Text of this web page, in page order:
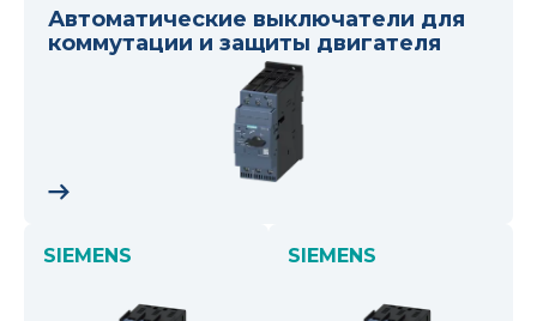
Автоматические выключатели для
коммутации и защиты двигателя
SIEMENS SIEMENS